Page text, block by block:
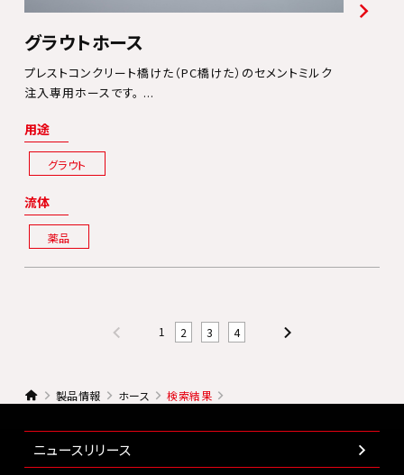
グラウトホース
プレストコンクリート橋けた（PC橋けた）のセメントミルク
注入専用ホースです。 ...
用途
グラウト
流体
薬品
1 2 3 4
製品情報 ホース 検索結果
ニュースリリース